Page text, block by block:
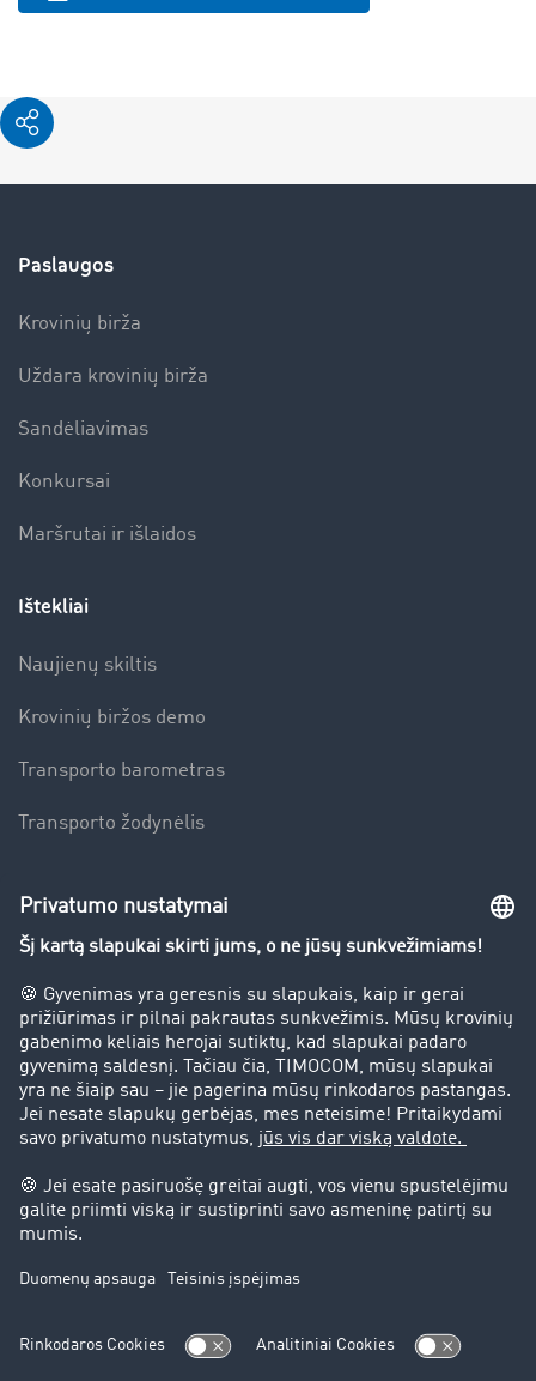
Paslaugos
Krovinių birža
Uždara krovinių birža
Sandėliavimas
Konkursai
Maršrutai ir išlaidos
Ištekliai
Naujienų skiltis
Krovinių biržos demo
Transporto barometras
Transporto žodynėlis
Įmonė
Sėkmės istorijos
Klientai įdarbina klientus
Teisinė informacija
Teisinis pranešimas
Duomenų apsauga
Slapukų nustatymai
Pagalba